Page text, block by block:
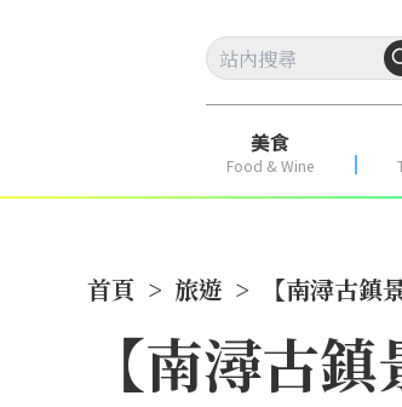
美食
Food & Wine
首頁 > 旅遊 > 【南潯古
【南潯古